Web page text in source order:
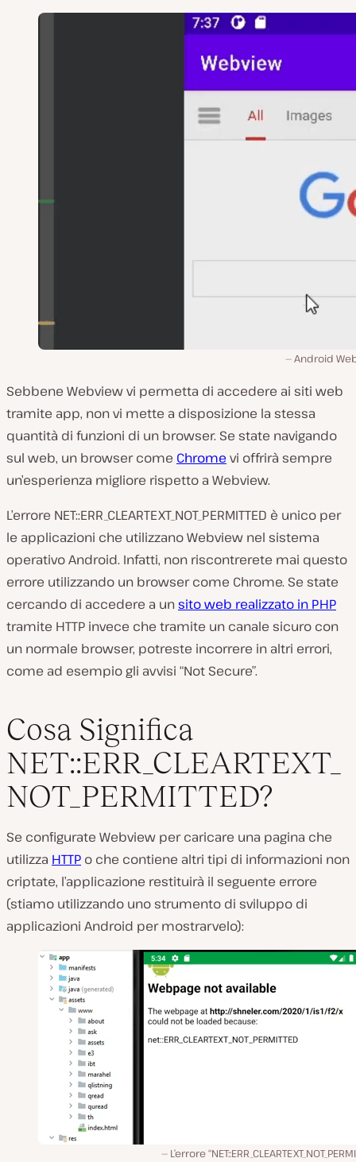
Android
Sebbene Webview vi permetta di accedere ai siti web
tramite app, non vi mette a disposizione la stessa
quantità di funzioni di un browser. Se state navigando
sul web, un browser come Chrome vi offrirà sempre
un’esperienza migliore rispetto a Webview.
L’errore NET::ERR_CLEARTEXT_NOT_PERMITTED è unico per
le applicazioni che utilizzano Webview nel sistema
operativo Android. Infatti, non riscontrerete mai questo
errore utilizzando un browser come Chrome. Se state
cercando di accedere a unsito web realizzato in PHP
tramite HTTP invece che tramite un canale sicuro con
un normale browser, potreste incorrere in altri errori,
come ad esempio gli avvisi “Not Secure”.
Cosa Significa
NET::ERR_CLEARTEXT_
NOT_PERMITTED?
Se configurate Webview per caricare una pagina che
utilizza HTTP o che contiene altri tipi di informazioni non
criptate, l’applicazione restituirà il seguente errore
(stiamo utilizzando uno strumento di sviluppo di
applicazioni Android per mostrarvelo):
L’errore